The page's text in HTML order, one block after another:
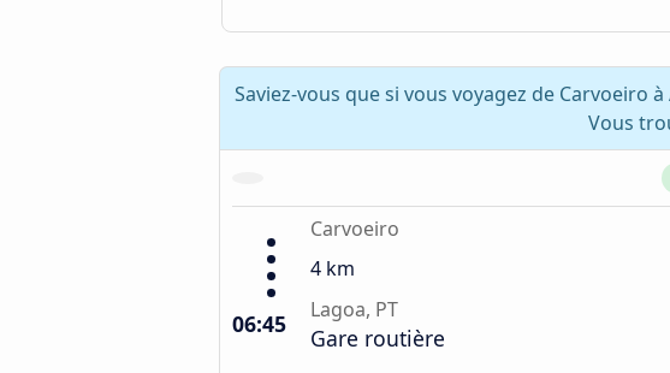
Saviez-vous que si vous voyagez de Carvoeiro
Vous
Carvoeiro
4 km
06:45 Lagoa, PT
Gare routière